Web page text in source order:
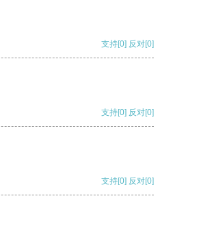
支持[0] 反对[0]
支持[0] 反对[0]
支持[0] 反对[0]